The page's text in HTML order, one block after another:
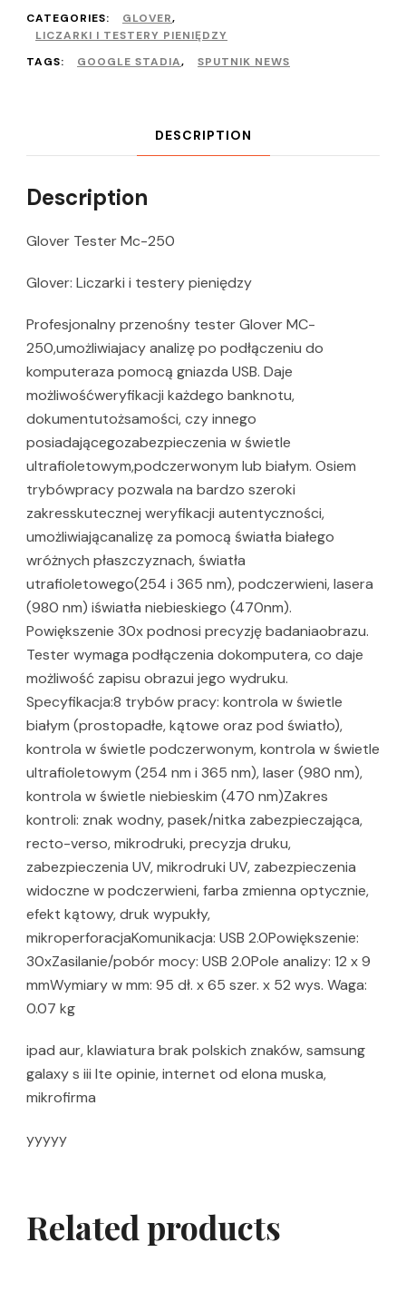
CATEGORIES:
GLOVER,
LICZARKI I TESTERY PIENIĘDZY
TAGS:
GOOGLE STADIA, SPUTNIK NEWS
DESCRIPTION
Description
Glover Tester Mc-250
Glover: Liczarki i testery pieniędzy
Profesjonalny przenośny tester Glover MC-
250,umożliwiajacy analizę po podłączeniu do
komputeraza pomocą gniazda USB. Daje
możliwośćweryfikacji każdego banknotu,
dokumentutożsamości, czy innego
posiadającegozabezpieczenia w świetle
ultrafioletowym,podczerwonym lub białym. Osiem
trybówpracy pozwala na bardzo szeroki
zakresskutecznej weryfikacji autentyczności,
umożliwiającanalizę za pomocą światła białego
wróżnych płaszczyznach, światła
utrafioletowego(254 i 365 nm), podczerwieni, lasera
(980 nm) iświatła niebieskiego (470nm).
Powiększenie 30x podnosi precyzję badaniaobrazu.
Tester wymaga podłączenia dokomputera, co daje
możliwość zapisu obrazui jego wydruku.
Specyfikacja:8 trybów pracy: kontrola w świetle
białym (prostopadłe, kątowe oraz pod światło),
kontrola w świetle podczerwonym, kontrola w świetle
ultrafioletowym (254 nm i 365 nm), laser (980 nm),
kontrola w świetle niebieskim (470 nm)Zakres
kontroli: znak wodny, pasek/nitka zabezpieczająca,
recto-verso, mikrodruki, precyzja druku,
zabezpieczenia UV, mikrodruki UV, zabezpieczenia
widoczne w podczerwieni, farba zmienna optycznie,
efekt kątowy, druk wypukły,
mikroperforacjaKomunikacja: USB 2.0Powiększenie:
30xZasilanie/pobór mocy: USB 2.0Pole analizy: 12 x 9
mmWymiary w mm: 95 dł. x 65 szer. x 52 wys. Waga:
0.07 kg
ipad aur, klawiatura brak polskich znaków, samsung
galaxy s iii lte opinie, internet od elona muska,
mikrofirma
yyyyy
Related products